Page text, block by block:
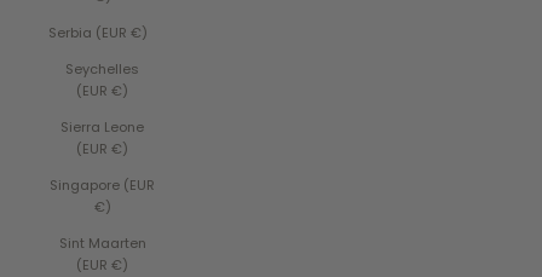
Serbia (EUR €)
Seychelles
(EUR €)
Sierra Leone
(EUR €)
Singapore (EUR
€)
Sint Maarten
(EUR €)